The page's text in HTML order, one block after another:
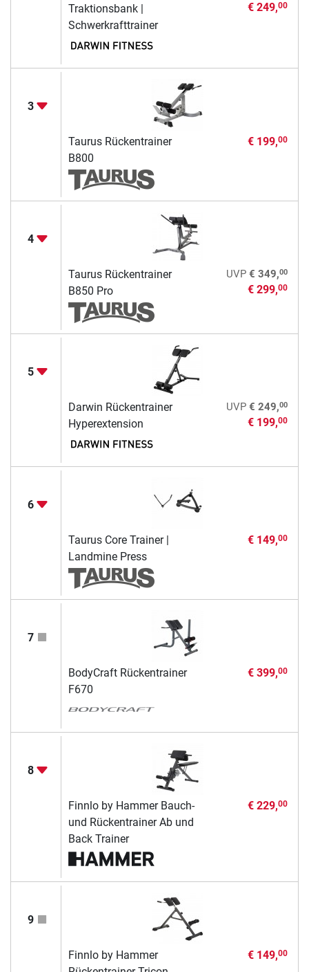
Traktionsbank |
Schwerkrafttrainer
€ 249,00
3
Taurus Rückentrainer
B800
€ 199,00
4
Taurus Rückentrainer
B850 Pro
UVP € 349,00
€ 299,00
5
Darwin Rückentrainer
Hyperextension
UVP € 249,00
€ 199,00
6
Taurus Core Trainer |
Landmine Press
€ 149,00
7
BodyCraft Rückentrainer
F670
€ 399,00
8
Finnlo by Hammer Bauch-
und Rückentrainer Ab und
Back Trainer
€ 229,00
9
Finnlo by Hammer
€ 149,00